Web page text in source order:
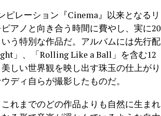
ピレーション『Cinema』以来となるリ
アノと向き合う時間に費やし、実に20
う特別な作品だ。アルバムには先行配
」、「Rolling Like a Ball」を含む12
しい世界観を映し出す珠玉の仕上がり
ディ自らが撮影したものだ。
れまでのどの作品よりも自然に生まれ